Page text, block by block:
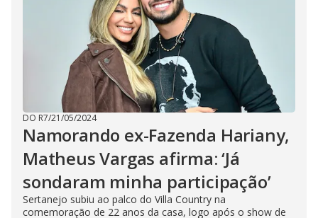
DO R7/21/05/2024
Namorando ex-Fazenda Hariany,
Matheus Vargas afirma: ‘Já
sondaram minha participação’
Sertanejo subiu ao palco do Villa Country na
comemoração de 22 anos da casa, logo após o show de